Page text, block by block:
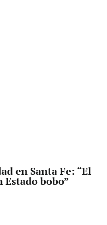
en Santa Fe: “El
Estado bobo”